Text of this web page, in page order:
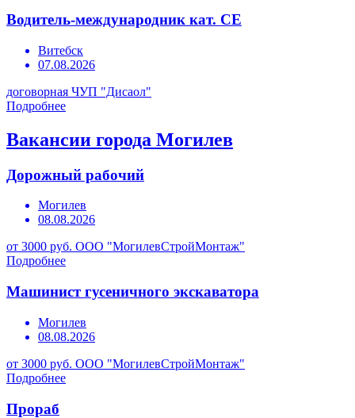
Водитель-международник кат. СЕ
Витебск
07.08.2026
договорная ЧУП "Дисаол"
Подробнее
Вакансии города Могилев
Дорожный рабочий
Могилев
08.08.2026
от 3000 руб. ООО "МогилевСтройМонтаж"
Подробнее
Машинист гусеничного экскаватора
Могилев
08.08.2026
от 3000 руб. ООО "МогилевСтройМонтаж"
Подробнее
Прораб